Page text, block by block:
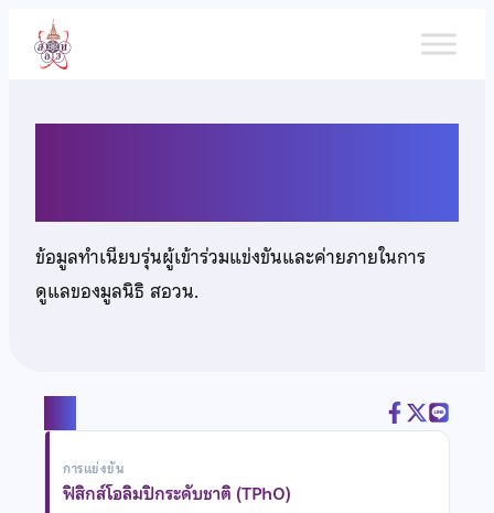
เนื้อหา
ข้อมูลทำเนียบรุ่นผู้เข้าร่วมแข่งขันและค่ายภายในการ
ดูแลของมูลนิธิ สอวน.
การแข่งขัน
ฟิสิกส์โอลิมปิกระดับชาติ (TPhO)